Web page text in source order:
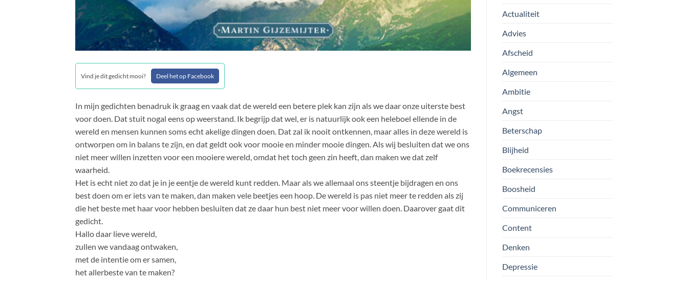
Vind je dit gedicht mooi? Deel het op Facebook
In mijn gedichten benadruk ik graag en vaak dat de wereld een betere plek kan zijn als we daar onze uiterste best
voor doen. Dat stuit nogal eens op weerstand. Ik begrijp dat wel, er is natuurlijk ook een heleboel ellende in de
wereld en mensen kunnen soms echt akelige dingen doen. Dat zal ik nooit ontkennen, maar alles in deze wereld is
ontworpen om in balans te zijn, en dat geldt ook voor mooie en minder mooie dingen. Als wij besluiten dat we ons
niet meer willen inzetten voor een mooiere wereld, omdat het toch geen zin heeft, dan maken we dat zelf
waarheid.
Het is echt niet zo dat je in je eentje de wereld kunt redden. Maar als we allemaal ons steentje bijdragen en ons
best doen om er iets van te maken, dan maken vele beetjes een hoop. De wereld is pas niet meer te redden als zij
die het beste met haar voor hebben besluiten dat ze daar hun best niet meer voor willen doen. Daarover gaat dit
gedicht.
Hallo daar lieve wereld,
zullen we vandaag ontwaken,
met de intentie om er samen,
het allerbeste van te maken?
Actualiteit
Advies
Afscheid
Algemeen
Ambitie
Angst
Beterschap
Blijheid
Boekrecensies
Boosheid
Communiceren
Content
Denken
Depressie